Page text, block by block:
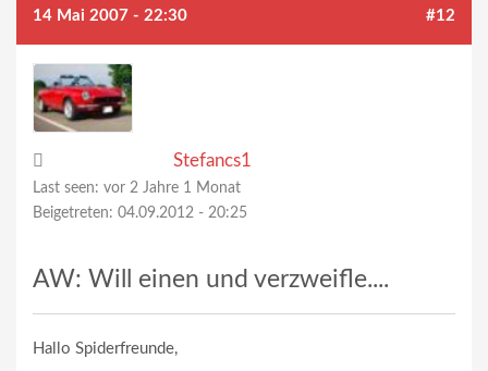
14 Mai 2007 - 22:30 #12
Stefancs1
Last seen: vor 2 Jahre 1 Monat
Beigetreten: 04.09.2012 - 20:25
AW: Will einen und verzweifle....
Hallo Spiderfreunde,